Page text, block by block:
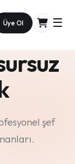
Üye Ol ☰
şef